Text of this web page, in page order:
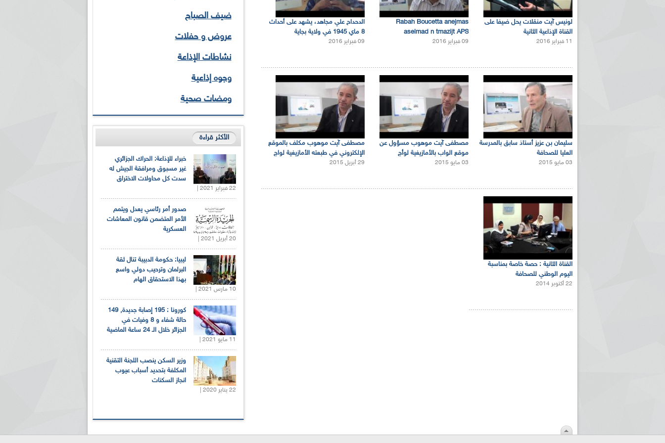
لونيس آيت منقلات يحل ضيفا على
القناة الإذاعية الثانية
11 فبراير 2016
Rabah Boucetta anejmas
aselmad n tmazijt APS
09 فبراير 2016
الدحداح علي مجاهد، يشهد على أحداث
8 ماي 1945 في ولاية بجاية
09 فبراير 2016
سليمان بن عزيز أستاذ سابق بالمدرسة
العليا للصحافة
03 مايو 2015
مصطفى آيت موهوب مسؤول عن
موقع الواب بالأمازيغية لوأج
03 مايو 2015
مصطفى آيت موهوب مكلف بالموقع
الإلكتروني في طبعته الأمازيغية لواج
29 أبريل 2015
القناة الثانية : حصة خاصة بمناسبة
اليوم الوطني للصحافة
22 أكتوبر 2014
ضيف الصباح
عروض و حفلات
نشاطات الإذاعة
وجوه إذاعية
ومضات صحية
الأكثر قراءة
خبراء للإذاعة: الحراك الجزائري
غير مسبوق ومرافقة الجيش له
سدت كل محاولات الاختراق
22 فبراير 2021 |
صدور أمر رئاسي يعدل ويتمم
الأمر المتضمن قانون المعاشات
العسكرية
20 أبريل 2021 |
ليبيا: حكومة الدبيبة تنال ثقة
البرلمان وترحيب دولي واسع
بهذا الاستحقاق الهام
10 مارس 2021 |
كورونا : 195 إصابة جديدة, 149
حالة شفاء و 8 وفيات في
الجزائر خلال الـ 24 ساعة الماضية
11 مايو 2021 |
وزير السكن ينصب اللجنة التقنية
المكلفة بتحديد أسباب عيوب
انجاز السكنات
22 يناير 2020 |